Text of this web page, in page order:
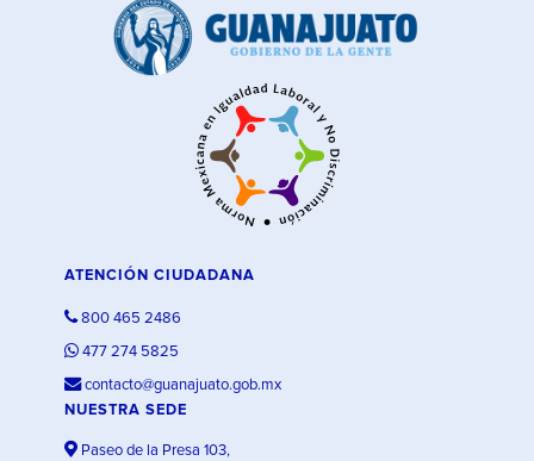
ATENCIÓN CIUDADANA
800 465 2486
477 274 5825
contacto@guanajuato.gob.mx
NUESTRA SEDE
Paseo de la Presa 103,